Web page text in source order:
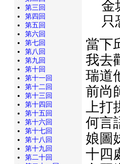
金
只
當下
我去
瑞道
前尚
上
何言
娘圖
十四
第三回
第四回
第五回
第六回
第七回
第八回
第九回
第十回
第十一回
第十二回
第十三回
第十四回
第十五回
第十六回
第十七回
第十八回
第十九回
第二十回